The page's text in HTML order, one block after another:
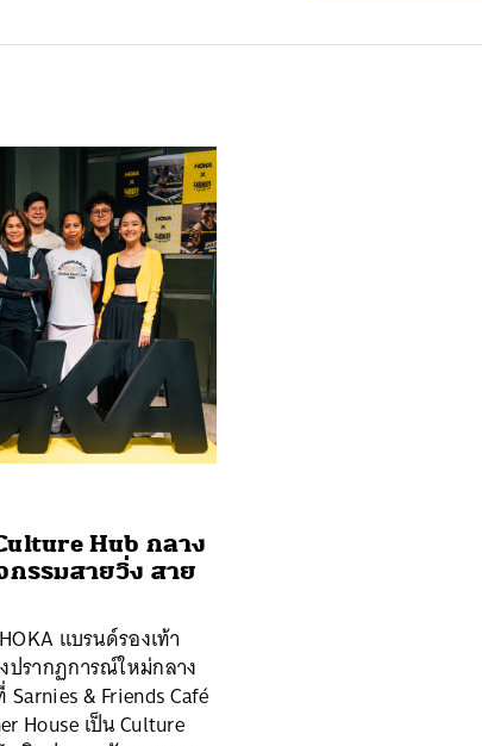
Hub กลาง
กรรมสายวิ่ง สาย
แบรนด์รองเท้า
รากฏการณ์ใหม่กลาง
& Friends Café
House เป็น Cultureค้นหา